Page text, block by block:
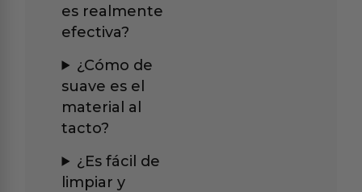
es realmente
efectiva?
¿Cómo de
suave es el
material al
tacto?
¿Es fácil de
limpiar y